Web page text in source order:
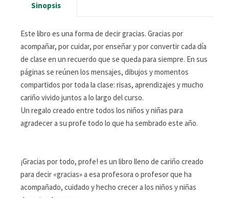
Sinopsis
Este libro es una forma de decir gracias. Gracias por
acompañar, por cuidar, por enseñar y por convertir cada día
de clase en un recuerdo que se queda para siempre. En sus
páginas se reúnen los mensajes, dibujos y momentos
compartidos por toda la clase: risas, aprendizajes y mucho
cariño vivido juntos a lo largo del curso.
Un regalo creado entre todos los niños y niñas para
agradecer a su profe todo lo que ha sembrado este año.
¡Gracias por todo, profe! es un libro lleno de cariño creado
para decir «gracias» a esa profesora o profesor que ha
acompañado, cuidado y hecho crecer a los niños y niñas